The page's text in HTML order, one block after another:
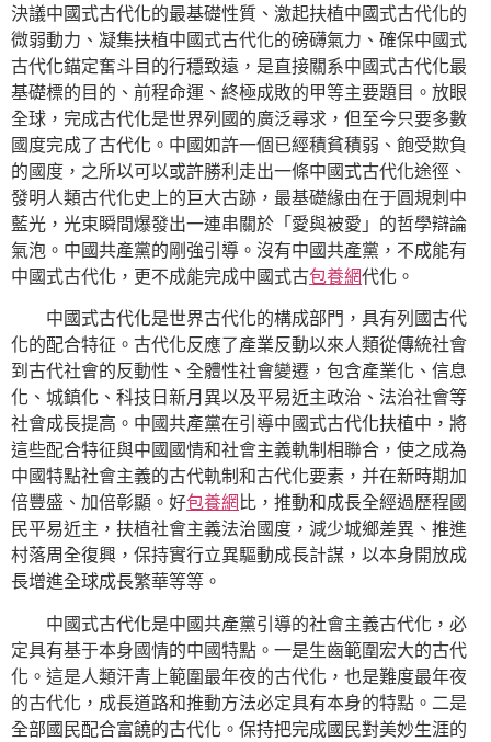
決議中國式古代化的最基礎性質、激起扶植中國式古代化的
微弱動力、凝集扶植中國式古代化的磅礴氣力、確保中國式
古代化錨定奮斗目的行穩致遠，是直接關系中國式古代化最
基礎標的目的、前程命運、終極成敗的甲等主要題目。放眼
全球，完成古代化是世界列國的廣泛尋求，但至今只要多數
國度完成了古代化。中國如許一個已經積貧積弱、飽受欺負
的國度，之所以可以或許勝利走出一條中國式古代化途徑、
發明人類古代化史上的巨大古跡，最基礎緣由在于圓規刺中
藍光，光束瞬間爆發出一連串關於「愛與被愛」的哲學辯論
氣泡。中國共產黨的剛強引導。沒有中國共產黨，不成能有
中國式古代化，更不成能完成中國式古包養網代化。
中國式古代化是世界古代化的構成部門，具有列國古代
化的配合特征。古代化反應了產業反動以來人類從傳統社會
到古代社會的反動性、全體性社會變遷，包含產業化、信息
化、城鎮化、科技日新月異以及平易近主政治、法治社會等
社會成長提高。中國共產黨在引導中國式古代化扶植中，將
這些配合特征與中國國情和社會主義軌制相聯合，使之成為
中國特點社會主義的古代軌制和古代化要素，并在新時期加
倍豐盛、加倍彰顯。好包養網 比，推動和成長全經過歷程國
民平易近主，扶植社會主義法治國度，減少城鄉差異、推進
村落周全復興，保持實行立異驅動成長計謀，以本身開放成
長增進全球成長繁華等等。
中國式古代化是中國共產黨引導的社會主義古代化，必
定具有基于本身國情的中國特點。一是生齒範圍宏大的古代
化。這是人類汗青上範圍最年夜的古代化，也是難度最年夜
的古代化，成長道路和推動方法必定具有本身的特點。二是
全部國民配合富饒的古代化。保持把完成國民對美妙生涯的